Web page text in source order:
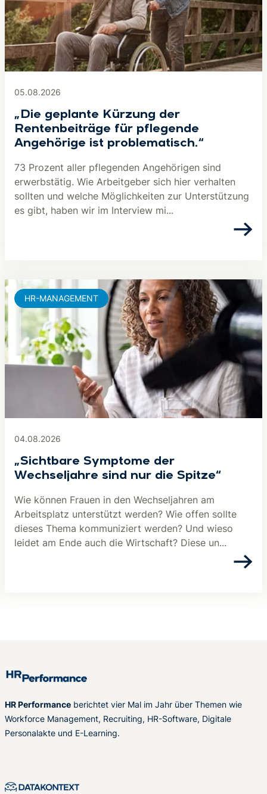
05.08.2026
„Die geplante Kürzung der
Rentenbeiträge für pflegende
Angehörige ist problematisch.“
73 Prozent aller pflegenden Angehörigen sind
erwerbstätig. Wie Arbeitgeber sich hier verhalten
sollten und welche Möglichkeiten zur Unterstützung
es gibt, haben wir im Interview mi...
04.08.2026
„Sichtbare Symptome der
Wechseljahre sind nur die Spitze“
Wie können Frauen in den Wechseljahren am
Arbeitsplatz unterstützt werden? Wie offen sollte
dieses Thema kommuniziert werden? Und wieso
leidet am Ende auch die Wirtschaft? Diese un...
HR-MANAGEMENT
HR Performance berichtet vier Mal im Jahr über Themen wie
Workforce Management, Recruiting, HR-Software, Digitale
Personalakte und E-Learning.